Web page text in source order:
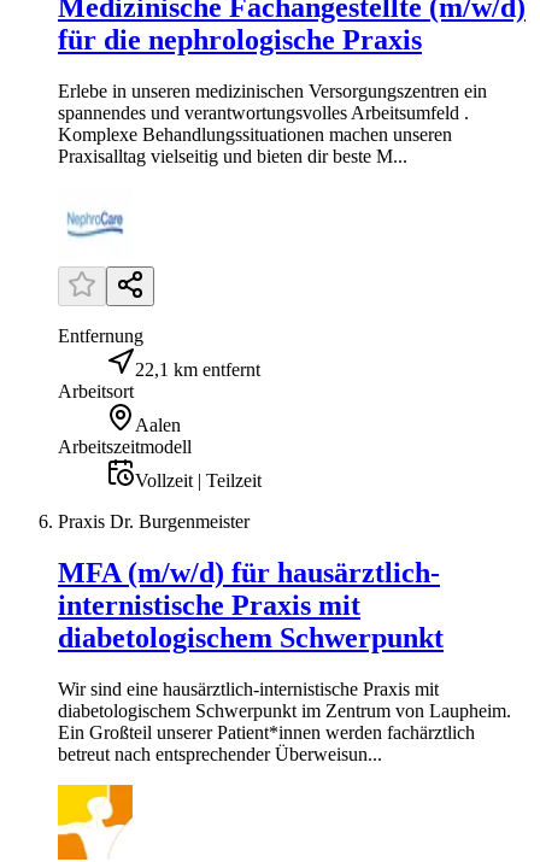
Medizinische Fachangestellte (m/w/d)
für die nephrologische Praxis
Erlebe in unseren medizinischen Versorgungszentren ein
spannendes und verantwortungsvolles Arbeitsumfeld .
Komplexe Behandlungssituationen machen unseren
Praxisalltag vielseitig und bieten dir beste M...
Entfernung
22,1 km entfernt
Arbeitsort
Aalen
Arbeitszeitmodell
Vollzeit | Teilzeit
Praxis Dr. Burgenmeister
MFA (m/w/d) für hausärztlich-
internistische Praxis mit
diabetologischem Schwerpunkt
Wir sind eine hausärztlich-internistische Praxis mit
diabetologischem Schwerpunkt im Zentrum von Laupheim.
Ein Großteil unserer Patient*innen werden fachärztlich
betreut nach entsprechender Überweisun...